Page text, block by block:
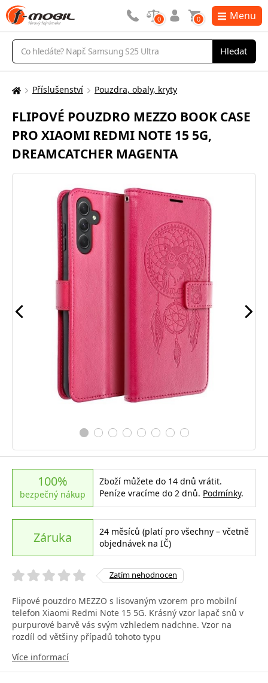
Vyhledávání
Hledat
0 0 Menu
Zde
nacházíte:
Příslušenství Pouzdra, obaly, kryty
FLIPOVÉ POUZDRO MEZZO BOOK CASE
PRO XIAOMI REDMI NOTE 15 5G,
DREAMCATCHER MAGENTA
100%
bezpečný nákup
Zboží můžete do 14 dnů vrátit.
Peníze vracíme do 2 dnů. Podmínky.
Záruka
24 měsíců (platí pro všechny – včetně
objednávek na IČ)
Zatím nehodnocen
Flipové pouzdro MEZZO s lisovaným vzorem pro mobilní
telefon Xiaomi Redmi Note 15 5G. Krásný vzor lapač snů v
purpurové barvě vás svým vzhledem nadchne. Vzor na
rozdíl od většiny případů tohoto typu
Více informací